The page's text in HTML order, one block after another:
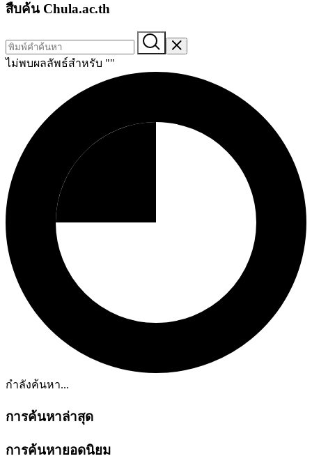
สืบค้น Chula.ac.th
ไม่พบผลลัพธ์สำหรับ ""
กำลังค้นหา...
การค้นหาล่าสุด
การค้นหายอดนิยม